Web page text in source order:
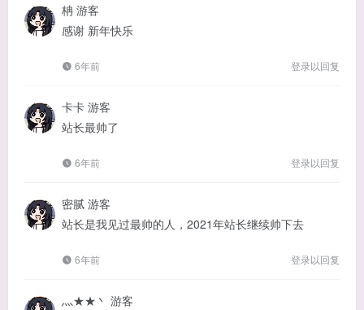
柟 游客
感谢 新年快乐
6年前 登录以回复
卡卡 游客
站长最帅了
6年前 登录以回复
密腻 游客
站长是我见过最帅的人，2021年站长继续帅下去
6年前 登录以回复
灬★★丶 游客